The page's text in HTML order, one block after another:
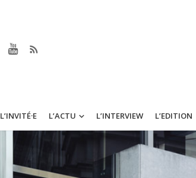
L’INVITÉ·E L’ACTU L’INTERVIEW L’EDITION